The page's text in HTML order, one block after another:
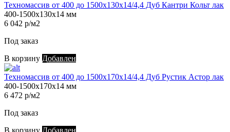
Техномассив от 400 до 1500х130х14/4,4 Дуб Кантри Кольт лак
400-1500х130х14 мм
6 042 р/м2
Под заказ
В корзину Добавлен
Техномассив от 400 до 1500х170х14/4,4 Дуб Рустик Астор лак
400-1500х170х14 мм
6 472 р/м2
Под заказ
В корзину Добавлен